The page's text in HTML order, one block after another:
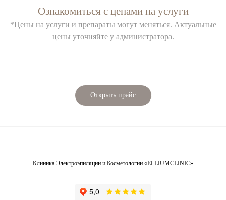
Ознакомиться с ценами на услуги
*Цены на услуги и препараты могут меняться. Актуальные
цены уточняйте у администратора.
Открыть прайс
Клиника Электроэпиляции и Косметологии «ELLIUMCLINIC»